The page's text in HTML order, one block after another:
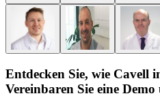
Entdecken Sie, wie Cavell
Vereinbaren Sie eine Demo